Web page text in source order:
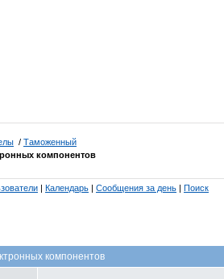
/ Таможенный
компонентов
| Календарь | Сообщения за день | Поиск
компонентов